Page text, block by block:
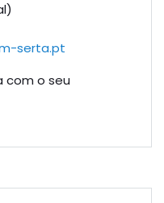
serta.pt
com o seu